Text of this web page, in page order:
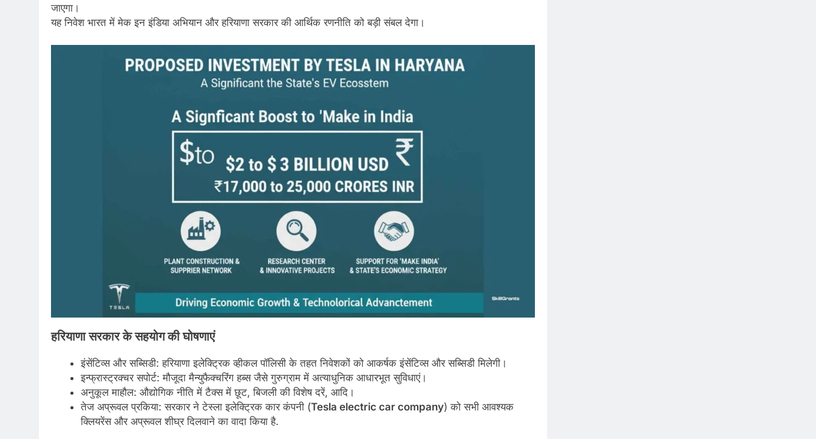
जाएगा।
यह निवेश भारत में मेक इन इंडिया अभियान और हरियाणा सरकार की आर्थिक रणनीति को बड़ी संबल देगा।
हरियाणा सरकार के सहयोग की घोषणाएं
इंसेंटिव्स और सब्सिडी: हरियाणा इलेक्ट्रिक व्हीकल पॉलिसी के तहत निवेशकों को आकर्षक इंसेंटिव्स और सब्सिडी मिलेगी।
इन्फ्रास्ट्रक्चर सपोर्ट: मौजूदा मैन्युफैक्चरिंग हब्स जैसे गुरुग्राम में अत्याधुनिक आधारभूत सुविधाएं।
अनुकूल माहौल: औद्योगिक नीति में टैक्स में छूट, बिजली की विशेष दरें, आदि।
तेज अप्रूवल प्रकिया: सरकार ने टेस्ला इलेक्ट्रिक कार कंपनी (Tesla electric car company) को सभी आवश्यक
क्लियरेंस और अप्रूवल शीघ्र दिलवाने का वादा किया है.​